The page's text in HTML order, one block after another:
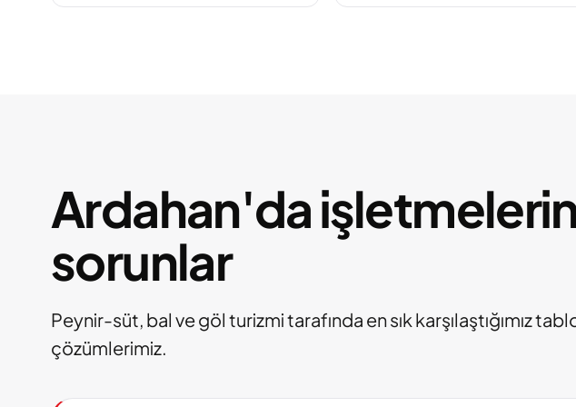
Ardahan'da işletmelerin
sorunlar
Peynir-süt, bal ve göl turizmi tarafında en sık karşılaştığımız
çözümlerimiz.